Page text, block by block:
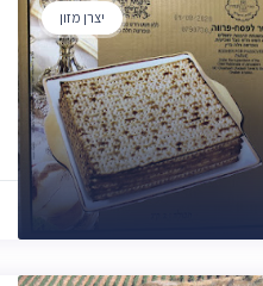
יצרן מזון